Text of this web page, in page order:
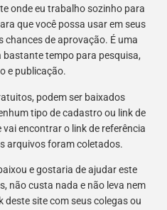
onde eu trabalho sozinho para
que você possa usar em seus
chances de aprovação. É uma
bastante tempo para pesquisa,
e publicação.
podem ser baixados
tipo de cadastro ou link de
encontrar o link de referência
arquivos foram coletados.
e gostaria de ajudar este
não custa nada e não leva nem
site com seus colegas ou